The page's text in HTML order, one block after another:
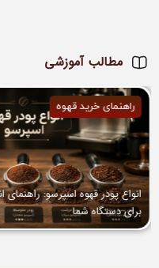
مطالب آموزشی
راهنمای خرید قهوه
انواع پودر قهوه اسپرسو: راهنمای
برای دستگاه شما